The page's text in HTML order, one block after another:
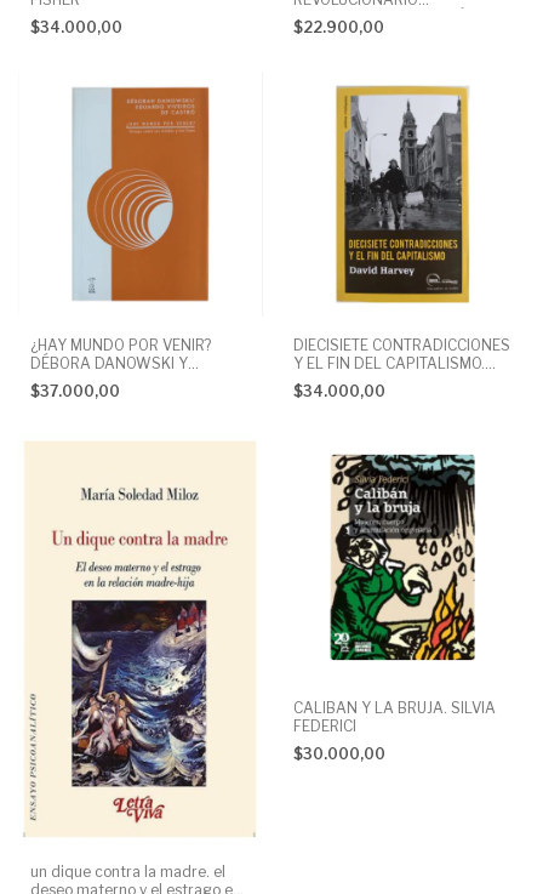
$34.000,00
INDEPENDIENTE. ANDRÉ
BRETON, LEÓN TROTSKY,
$22.900,00
¿HAY MUNDO POR VENIR?
DÉBORA DANOWSKI Y
EDUARDO VIVEIROS DE
CASTRO
$37.000,00
DIECISIETE CONTRADICCIONES
Y EL FIN DEL CAPITALISMO.
DAVID HARVEY
$34.000,00
un dique contra la madre. el
deseo materno y el estrago en
CALIBAN Y LA BRUJA. SILVIA
FEDERICI
$30.000,00